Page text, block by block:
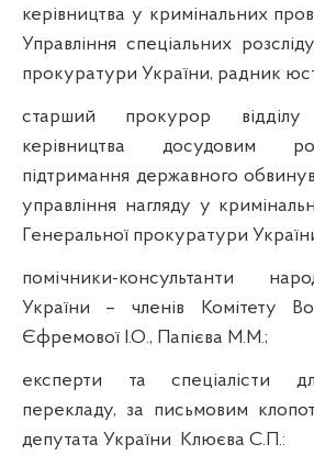
керівництва у кримінальних
Управління спеціальних
прокуратури України, радник
старший прокурор відділу
керівництва досудовим
підтримання державного
управління нагляду у
Генеральної прокуратури
помічники-консультанти
України – членів Комітету
Єфремової І.О., Папієва М.М.;
експерти та спеціалісти
перекладу, за письмовим
депутата України
Клюєва С.П.: